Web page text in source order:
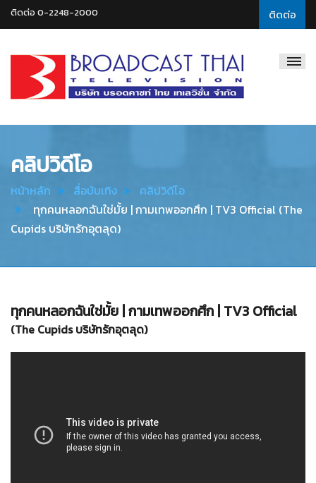
ติดต่อ
ติดต่อ 0-2248-2000
Thai
คลิปวิดีโอ
หน้าหลัก สื่อบันเทิง
คลิปวิดีโอ
ทุกคนหลอกฉันใช่มั้ย | กามเทพออกศึก | TV3 Official (The
Cupids บริษัทรักอุตลุด)
ทุกคนหลอกฉันใช่มั้ย | กามเทพออกศึก | TV3 Official
(The Cupids บริษัทรักอุตลุด)